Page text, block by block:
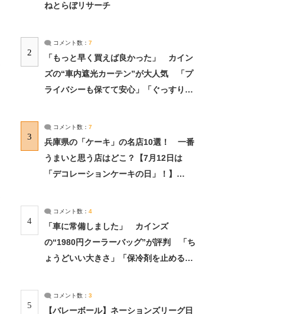
ねとらぼリサーチ
2
コメント数： 7
「もっと早く買えば良かった」 カイン
ズの“車内遮光カーテン”が大人気 「プ
ライバシーも保てて安心」「ぐっすり眠
3
コメント数： 7
兵庫県の「ケーキ」の名店10選！ 一番
うまいと思う店はどこ？【7月12日は
「デコレーションケーキの日」！】
4
コメント数： 4
「車に常備しました」 カインズ
の“1980円クーラーバッグ”が評判 「ち
ょうどいい大きさ」「保冷剤を止めるベ
5
コメント数： 3
【バレーボール】ネーションズリーグ日